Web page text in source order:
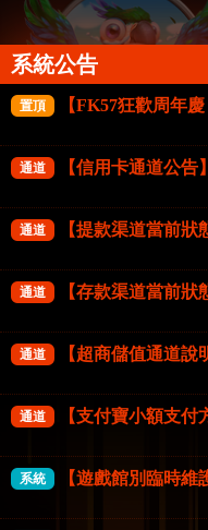
FG捕魚機
系統公告
置頂 【FK57狂歡周年
通道 【信用卡通道公告】
通道 【提款渠道當前狀
通道 【存款渠道當前狀
通道 【超商儲值通道說
通道 【支付寶小額支付
系統 【遊戲館別臨時維